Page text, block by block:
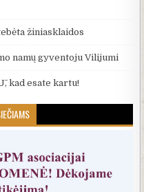
žiniasklaidos
namų gyventoju Vilijumi
kad esate kartu!